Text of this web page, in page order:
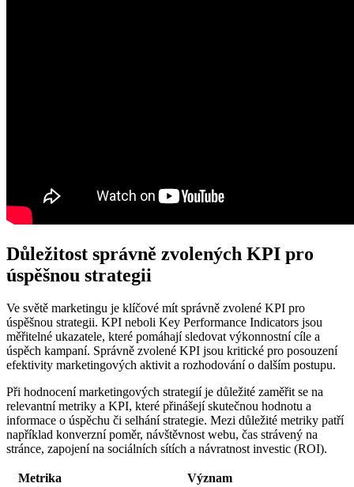
Důležitost správně zvolených KPI pro
úspěšnou strategii
Ve světě marketingu je klíčové mít správně zvolené KPI pro
úspěšnou strategii. KPI neboli Key Performance Indicators jsou
měřitelné ukazatele, které pomáhají sledovat výkonnostní cíle a
úspěch kampaní. Správně zvolené KPI jsou kritické pro posouzení
efektivity marketingových aktivit a rozhodování o dalším postupu.
Při hodnocení marketingových strategií je důležité zaměřit se na
relevantní metriky a KPI, které přinášejí skutečnou hodnotu a
informace o úspěchu či selhání strategie. Mezi důležité metriky patří
například konverzní poměr, návštěvnost webu, čas strávený na
stránce, zapojení na sociálních sítích a návratnost investic (ROI).
Metrika
Význam